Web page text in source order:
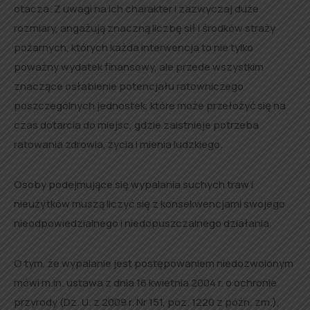
otacza. Z uwagi na ich charakter i zazwyczaj duże
rozmiary, angażują znaczną liczbę sił i środków straży
pożarnych, których każda interwencja to nie tylko
poważny wydatek finansowy, ale przede wszystkim
znaczące osłabienie potencjału ratowniczego
poszczególnych jednostek, które może przełożyć się na
czas dotarcia do miejsc, gdzie zaistnieje potrzeba
ratowania zdrowia, życia i mienia ludzkiego.
Osoby podejmujące się wypalania suchych traw i
nieużytków muszą liczyć się z konsekwencjami swojego
nieodpowiedzialnego i niedopuszczalnego działania.
O tym, że wypalanie jest postępowaniem niedozwolonym
mówi m.in. ustawa z dnia 16 kwietnia 2004 r. o ochronie
przyrody (Dz. U. z 2009 r. Nr 151, poz. 1220 z późn. zm.),